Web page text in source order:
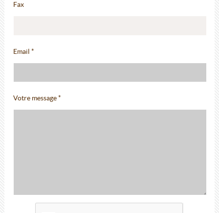
Fax
Email *
Votre message *